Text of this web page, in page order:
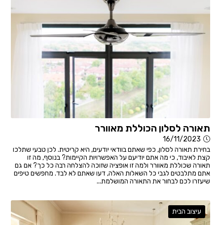
תאורה לסלון הכוללת מאוורר
16/11/2023
בחירת תאורה לסלון, כפי שאתם בוודאי יודעים, היא קריטית. לכן טבעי שתלכו
קצת לאיבוד, כי מה אתם יודיעם על האפשרויות הקיימות? בנוסף, מה זו
תאורה שכוללת מאוורר ולמה זו אופציה שזוכה להצלחה רבה כל כך? אם גם
אתם מתלבטים לגבי כל השאלות האלה, דעו שאתם לא לבד. מחפשים טיפים
שיעזרו לכם לבחור את התאורה המושלמת...
עיצוב הבית